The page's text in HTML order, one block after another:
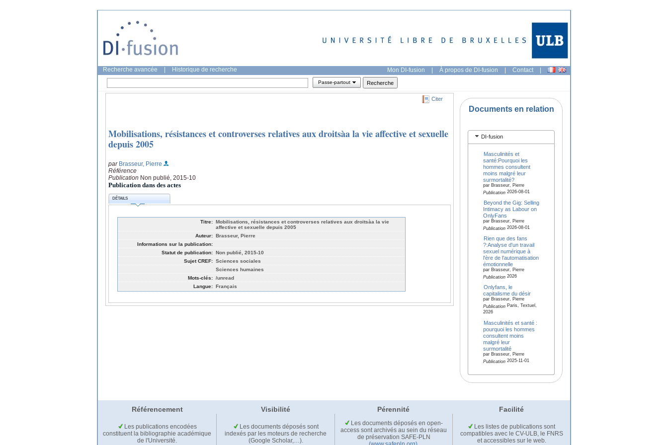
Recherche avancée Historique de recherche Mon DI-fusion | À propos de DI-fusion | Contact |
Passe-partout
Citer
Mobilisations, résistances et controverses relatives aux droitsàa la vie affective et sexuelle
depuis 2005
par Brasseur, Pierre
Référence
Publication Non publié, 2015-10
Publication dans des actes
DÉTAILS
Titre: Mobilisations, résistances et controverses relatives aux droitsàa la vie
affective et sexuelle depuis 2005
Auteur: Brasseur, Pierre
Informations sur la publication:
Statut de publication: Non publié, 2015-10
Sujet CREF: Sciences sociales
Sciences humaines
Mots-clés: /unread
Langue: Français
Documents en relation
DI-fusion
Masculinités et
santé:Pourquoi les
hommes consultent
moins malgré leur
surmortalité?
par Brasseur, Pierre
Publication2026-08-01
Beyond the Gig: Selling
Intimacy as Labour on
OnlyFans
par Brasseur, Pierre
Publication2026-08-01
Rien que des fans
?:Analyse d'un travail
sexuel numérique à
l'ère de l'automatisation
émotionnelle
par Brasseur, Pierre
Publication2026
Onlyfans, le
capitalisme du désir
par Brasseur, Pierre
PublicationParis, Textuel,
2026
Masculinités et santé :
pourquoi les hommes
consultent moins
malgré leur
surmortalité
par Brasseur, Pierre
Publication2025-11-01
Référencement Visibilité Pérennité Facilité
Les publications encodées
constituent la bibliographie académique
de l'Université.
Les documents déposés sont
indexés par les moteurs de recherche
(Google Scholar,…).
Les documents déposés en open-
access sont archivés au sein du réseau
de préservation SAFE-PLN
Les listes de publications sont
compatibles avec le CV-ULB, le FNRS
et accessibles sur le web.